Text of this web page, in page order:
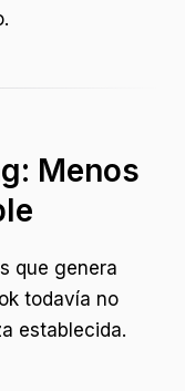
Menos
que genera
todavía no
establecida.